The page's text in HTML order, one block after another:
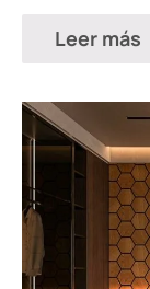
Leer más